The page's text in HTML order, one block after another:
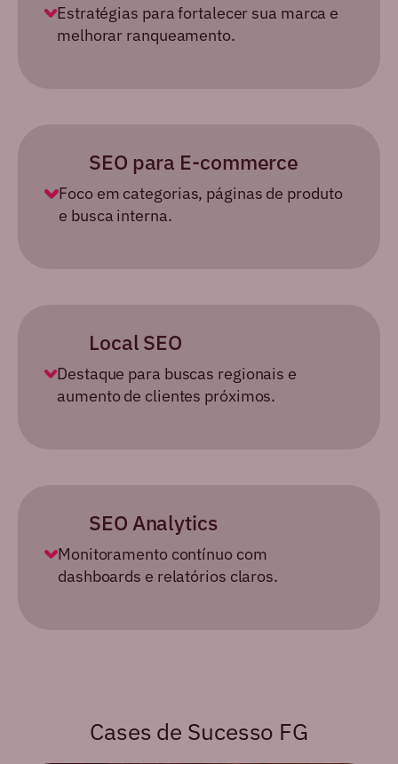
Estratégias para fortalecer sua marca e
melhorar ranqueamento.
SEO para E-commerce
Foco em categorias, páginas de produto
e busca interna.
Local SEO
Destaque para buscas regionais e
aumento de clientes próximos.
SEO Analytics
Monitoramento contínuo com
dashboards e relatórios claros.
Cases de Sucesso FG